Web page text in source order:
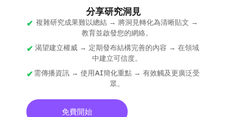
分享研究洞見
複雜研究成果難以總結 → 將洞見轉化為清晰貼文 →
教育並啟發您的網絡。
渴望建立權威 → 定期發布結構完善的內容 → 在領域
中建立可信度。
需傳播資訊 → 使用AI簡化重點 → 有效觸及更廣泛受
眾。
免費開始